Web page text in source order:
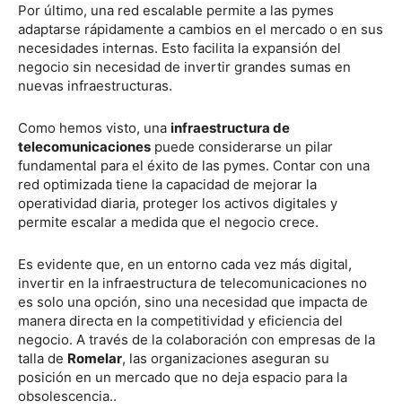
Por último, una red escalable permite a las pymes
adaptarse rápidamente a cambios en el mercado o en sus
necesidades internas. Esto facilita la expansión del
negocio sin necesidad de invertir grandes sumas en
nuevas infraestructuras.
Como hemos visto, una infraestructura de
telecomunicaciones puede considerarse un pilar
fundamental para el éxito de las pymes. Contar con una
red optimizada tiene la capacidad de mejorar la
operatividad diaria, proteger los activos digitales y
permite escalar a medida que el negocio crece.
Es evidente que, en un entorno cada vez más digital,
invertir en la infraestructura de telecomunicaciones no
es solo una opción, sino una necesidad que impacta de
manera directa en la competitividad y eficiencia del
negocio. A través de la colaboración con empresas de la
talla de Romelar, las organizaciones aseguran su
posición en un mercado que no deja espacio para la
obsolescencia..